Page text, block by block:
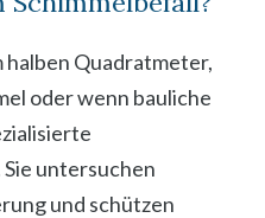
halben Quadratmeter,
oder wenn bauliche
untersuchen
und schützen